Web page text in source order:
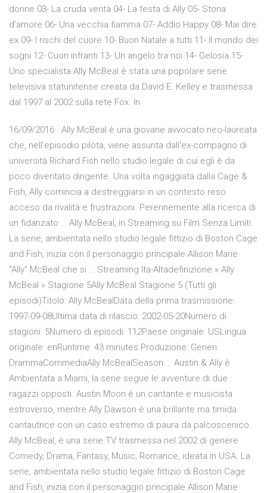
donne 03- La cruda verità 04- La festa di Ally 05- Storia
d’amore 06- Una vecchia fiamma 07- Addio Happy 08- Mai dire
ex 09- I rischi del cuore 10- Buon Natale a tutti 11- Il mondo dei
sogni 12- Cuori infranti 13- Un angelo tra noi 14- Gelosia 15-
Uno specialista Ally McBeal è stata una popolare serie
televisiva statunitense creata da David E. Kelley e trasmessa
dal 1997 al 2002 sulla rete Fox. In
16/09/2016 · Ally McBeal è una giovane avvocato neo-laureata
che, nell’episodio pilota, viene assunta dall’ex-compagno di
università Richard Fish nello studio legale di cui egli è da
poco diventato dirigente. Una volta ingaggiata dalla Cage &
Fish, Ally comincia a destreggiarsi in un contesto reso
acceso da rivalità e frustrazioni. Perennemente alla ricerca di
un fidanzato … Ally McBeal, in Streaming su Film Senza Limiti.
La serie, ambientata nello studio legale fittizio di Boston Cage
and Fish, inizia con il personaggio principale Allison Marie
"Ally" McBeal che si … Streaming Ita-Altadefinizione » Ally
McBeal » Stagione 5Ally McBeal Stagione 5 (Tutti gli
episodi)Titolo: Ally McBealData della prima trasmissione:
1997-09-08Ultima data di rilascio: 2002-05-20Numero di
stagioni: 5Numero di episodi: 112Paese originale: USLingua
originale: enRuntime: 43 minutes Produzione: Generi:
DrammaCommediaAlly McBealSeason … Austin & Ally è
Ambientata a Miami, la serie segue le avventure di due
ragazzi opposti. Austin Moon è un cantante e musicista
estroverso, mentre Ally Dawson è una brillante ma timida
cantautrice con un caso estremo di paura da palcoscenico.
Ally McBeal, è una serie TV trasmessa nel 2002 di genere
Comedy, Drama, Fantasy, Music, Romance, ideata in USA. La
serie, ambientata nello studio legale fittizio di Boston Cage
and Fish, inizia con il personaggio principale Allison Marie